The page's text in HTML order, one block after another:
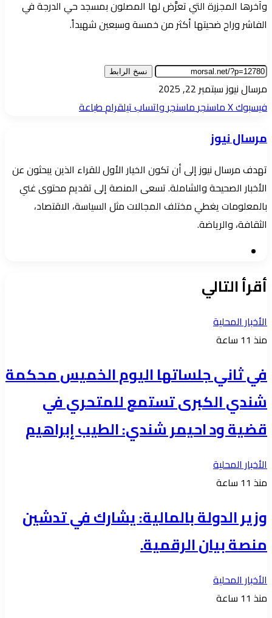
وآخرها المجزرة التي تعرَّض لها المصلون بمسجد حي الدرجة في
الفاشر وراح ضحيتها أكثر من خمسة وسبعين شهيداً.
نسخ الرابط
مرسال نيوزأرسل
بريدا
سبتمبر 22, 2025
فيسبوك‫Xماسنجرماسنجرواتسابتيلقرامطباعة
مرسال نيوز
تهدف مرسال نيوز إلى أن تكون الخيار الأول للقراء الذين يبحثون عن
الأخبار الصحيحة والشاملة. تسعى المنصة إلى تقديم محتوى غني
بالمعلومات يغطي مختلف المجالات مثل السياسة، الاقتصاد،
الثقافة، والرياضة.
أقرأ التالي
الأخبار المحلية
منذ 11 ساعة
في ثاني جلساتها اليوم الخميس محكمة
شندي الكبرى تستمع للمتحري في
قضية ود احيمر شندي: الطيب إبراهيم
الأخبار المحلية
منذ 11 ساعة
وزير الدولة بالمالية: يشارك في تدشين
منصة بيان الرقمية.
الأخبار المحلية
منذ 11 ساعة